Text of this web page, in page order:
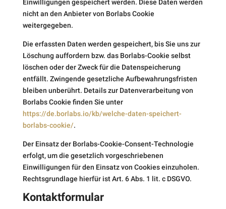
Einwilligungen gespeichert werden. Diese Daten werden
nicht an den Anbieter von Borlabs Cookie
weitergegeben.
Die erfassten Daten werden gespeichert, bis Sie uns zur
Löschung auffordern bzw. das Borlabs-Cookie selbst
löschen oder der Zweck für die Datenspeicherung
entfällt. Zwingende gesetzliche Aufbewahrungsfristen
bleiben unberührt. Details zur Datenverarbeitung von
Borlabs Cookie finden Sie unter
https://de.borlabs.io/kb/welche-daten-speichert-
borlabs-cookie/.
Der Einsatz der Borlabs-Cookie-Consent-Technologie
erfolgt, um die gesetzlich vorgeschriebenen
Einwilligungen für den Einsatz von Cookies einzuholen.
Rechtsgrundlage hierfür ist Art. 6 Abs. 1 lit. c DSGVO.
Kontaktformular